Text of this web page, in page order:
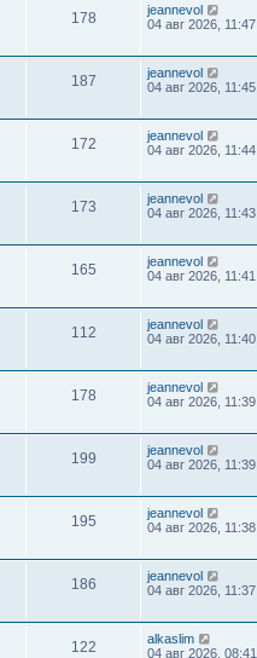
178
jeannevol
04 авг 2026, 11:47
187
jeannevol
04 авг 2026, 11:45
172
jeannevol
04 авг 2026, 11:44
173
jeannevol
04 авг 2026, 11:43
165
jeannevol
04 авг 2026, 11:41
112
jeannevol
04 авг 2026, 11:40
178
jeannevol
04 авг 2026, 11:39
199
jeannevol
04 авг 2026, 11:39
195
jeannevol
04 авг 2026, 11:38
186
jeannevol
04 авг 2026, 11:37
122
alkaslim
04 авг 2026, 08:41